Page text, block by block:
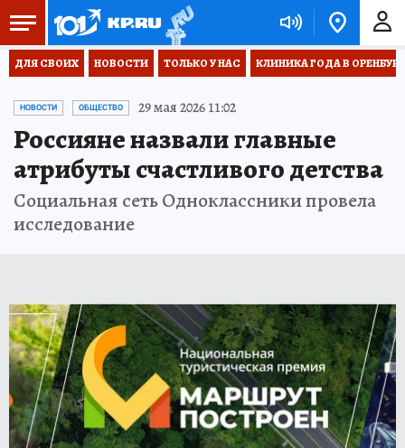
ДЛЯ СВОИХ НОВОСТИ ТОЛЬКО У НАС КЛИНИКА ГОДА В
НОВОСТИ ОБЩЕСТВО 29 мая 2026 11:02
Россияне назвали главные
атрибуты счастливого детства
Социальная сеть Одноклассники провела
исследование